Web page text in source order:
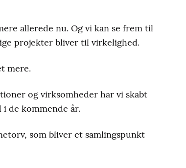
allerede nu. Og vi kan se frem til
projekter bliver til virkelighed.
mere.
og virksomheder har vi skabt
de kommende år.
som bliver et samlingspunkt